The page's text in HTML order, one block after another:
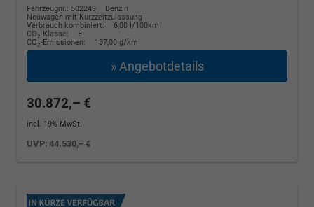
Fahrzeugnr.: 502249
Benzin
Neuwagen mit Kurzzeitzulassung
Verbrauch kombiniert:
6,00 l/100km
CO2-Klasse:
E
CO2-Emissionen: 137,00 g/km
» Angebotdetails
30.872,– €
incl. 19% MwSt.
UVP:44.530,– €